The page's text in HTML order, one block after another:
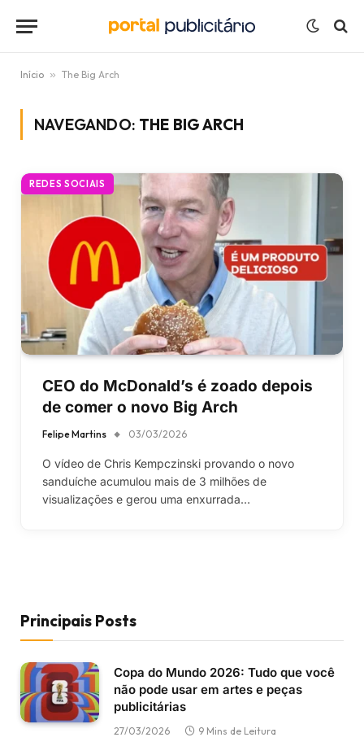
Início » The Big Arch
NAVEGANDO: THE BIG ARCH
REDES SOCIAIS
CEO do McDonald’s é zoado depois
de comer o novo Big Arch
Felipe Martins 03/03/2026
O vídeo de Chris Kempczinski provando o novo
sanduíche acumulou mais de 3 milhões de
visualizações e gerou uma enxurrada…
Principais Posts
Copa do Mundo 2026: Tudo que você
não pode usar em artes e peças
publicitárias
27/03/2026 9 Mins de Leitura